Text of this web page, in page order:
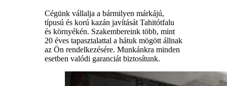
Cégünk vállalja a bármilyen márkájú,
típusú és korú kazán javítását Tahitótfalu
és környékén. Szakembereink több, mint
20 éves tapasztalattal a hátuk mögött állnak
az Ön rendelkezésére. Munkánkra minden
esetben valódi garanciát biztosítunk.